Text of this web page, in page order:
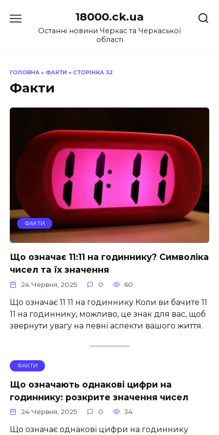
до
18000.ck.ua
Останні новини Черкас та Черкаської
області
ГОЛОВНА » ФАКТИ » СТОРІНКА 32
Факти
ФАКТИ
Що означає 11:11 на годиннику? Символіка
чисел та їх значення
24 Червня, 2025 0 60
Що означає 11 11 на годиннику Коли ви бачите 11
11 на годиннику, можливо, це знак для вас, щоб
звернути увагу на певні аспекти вашого життя.
ФАКТИ
Що означають однакові цифри на
годиннику: розкрите значення чисел
24 Червня, 2025 0 34
Що означає однакові цифри на годиннику